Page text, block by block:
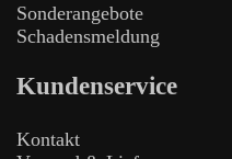
Sonderangebote
Schadensmeldung
Kundenservice
Kontakt